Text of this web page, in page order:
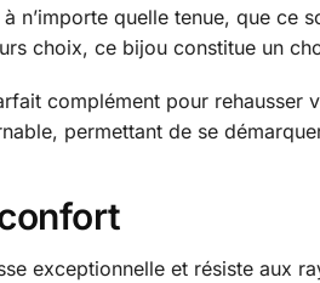
n’importe quelle tenue, que ce
choix, ce bijou constitue un
complément pour rehausser
permettant de se
exceptionnelle et résiste aux